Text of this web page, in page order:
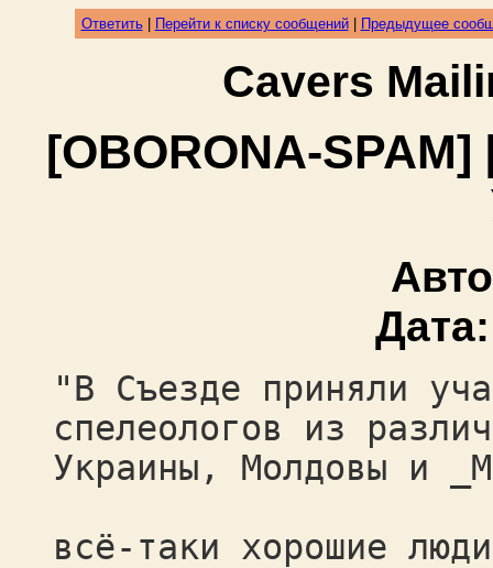
Ответить| Перейти к списку сообщений| Предыдущее
Cavers
[OBORONA-
"В Съезде приняли
спелеологов из
Украины, Молдовы и
всё-таки хорошие